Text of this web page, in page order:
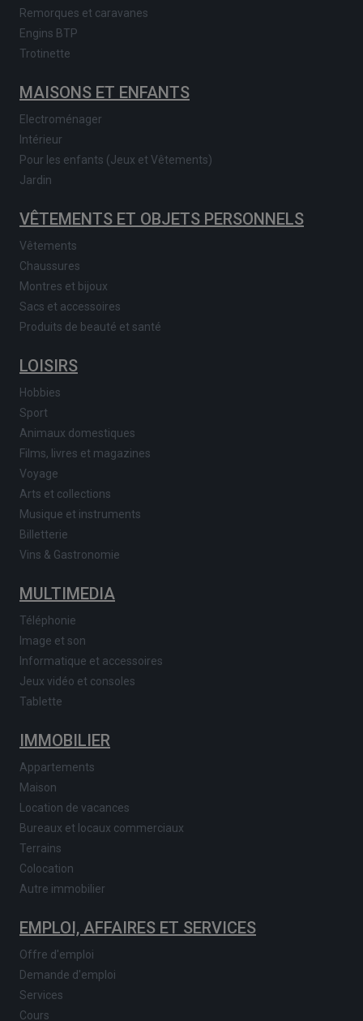
Remorques et caravanes
Engins BTP
Trotinette
MAISONS ET ENFANTS
Electroménager
Intérieur
Pour les enfants (Jeux et Vêtements)
Jardin
VÊTEMENTS ET OBJETS PERSONNELS
Vêtements
Chaussures
Montres et bijoux
Sacs et accessoires
Produits de beauté et santé
LOISIRS
Hobbies
Sport
Animaux domestiques
Films, livres et magazines
Voyage
Arts et collections
Musique et instruments
Billetterie
Vins & Gastronomie
MULTIMEDIA
Téléphonie
Image et son
Informatique et accessoires
Jeux vidéo et consoles
Tablette
IMMOBILIER
Appartements
Maison
Location de vacances
Bureaux et locaux commerciaux
Terrains
Colocation
Autre immobilier
EMPLOI, AFFAIRES ET SERVICES
Offre d'emploi
Demande d'emploi
Services
Cours